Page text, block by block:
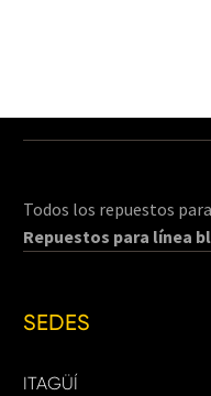
Todos los repuestos
Repuestos para línea
SEDES
ITAGÜÍ